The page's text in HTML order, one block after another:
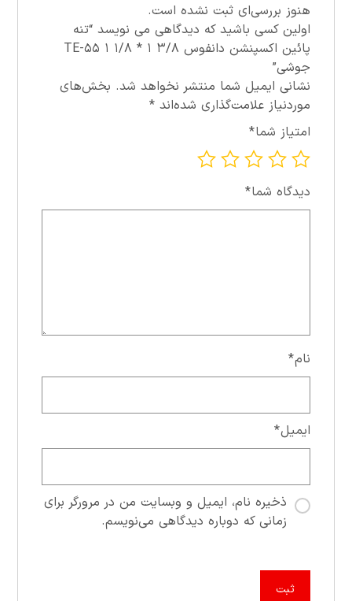
هنوز بررسی‌ای ثبت نشده است.
اولین کسی باشید که دیدگاهی می نویسد “تنه
پائين اکسپنشن دانفوس ۳/۸ ۱ * ۱/۸ ۱ ۵۵-TE
جوشي”
نشانی ایمیل شما منتشر نخواهد شد. بخش‌های
موردنیاز علامت‌گذاری شده‌اند*
امتیاز شما*
دیدگاه شما*
نام*
ایمیل*
ذخیره نام، ایمیل و وبسایت من در مرورگر برای
زمانی که دوباره دیدگاهی می‌نویسم.